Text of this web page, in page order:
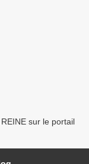
sur le portail